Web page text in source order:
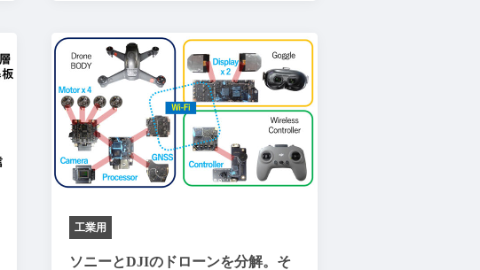
工業用
ソニーとDJIのドローンを分解。そ